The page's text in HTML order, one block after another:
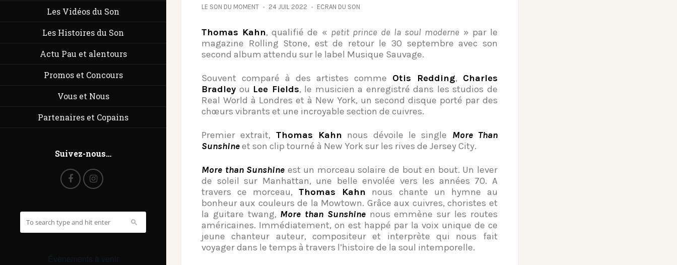
Les Vidéos du Son
Les Histoires du Son
Actu Pau et alentours
Promos et Concours
Vous et Nous
Partenaires et Copains
Suivez-nous…
Évènements à venir
LE SON DU MOMENT 24 JUIL 2022 ECRAN DU SON
Thomas Kahn, qualifié de « petit prince de la soul moderne » par le
magazine Rolling Stone, est de retour le 30 septembre avec son
second album attendu sur le label Musique Sauvage.
Souvent comparé à des artistes comme Otis Redding, Charles
Bradley ou Lee Fields, le musicien a enregistré dans les studios de
Real World à Londres et à New York, un second disque porté par des
chœurs vibrants et une incroyable section de cuivres.
Premier extrait, Thomas Kahn nous dévoile le single More Than
Sunshineet son clip tourné à New York sur les rives de Jersey City.
More than Sunshine est un morceau solaire de bout en bout. Un lever
de soleil sur Manhattan, une belle envolée vers les années 70. A
travers ce morceau,Thomas Kahn nous chante un hymne au
bonheur aux couleurs de la Mowtown. Grâce aux cuivres, choristes et
la guitare twang, More than Sunshine nous emmène sur les routes
américaines. Immédiatement, on est happé par la voix unique de ce
jeune chanteur auteur, compositeur et interprète qui nous fait
voyager dans le temps à travers l’histoire de la soul intemporelle.